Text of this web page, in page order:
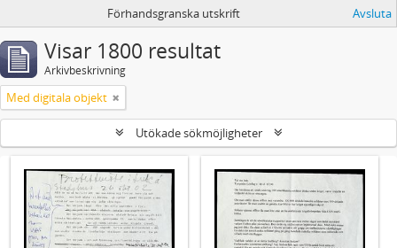
Förhandsgranska utskrift Avsluta
Visar 1800 resultat
Arkivbeskrivning
Med digitala objekt
Utökade sökmöjligheter